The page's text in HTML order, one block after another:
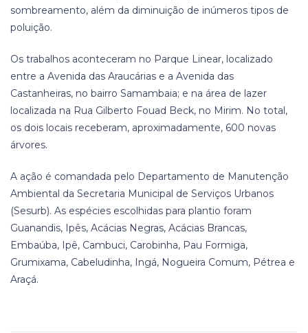
sombreamento, além da diminuição de inúmeros tipos de
poluição.
Os trabalhos aconteceram no Parque Linear, localizado
entre a Avenida das Araucárias e a Avenida das
Castanheiras, no bairro Samambaia; e na área de lazer
localizada na Rua Gilberto Fouad Beck, no Mirim. No total,
os dois locais receberam, aproximadamente, 600 novas
árvores.
A ação é comandada pelo Departamento de Manutenção
Ambiental da Secretaria Municipal de Serviços Urbanos
(Sesurb). As espécies escolhidas para plantio foram
Guanandis, Ipês, Acácias Negras, Acácias Brancas,
Embaúba, Ipê, Cambuci, Carobinha, Pau Formiga,
Grumixama, Cabeludinha, Ingá, Nogueira Comum, Pétrea e
Araçá.